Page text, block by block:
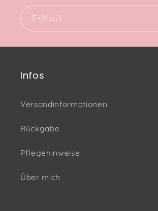
E-Mail
Infos
Versandinformationen
Rückgabe
Pflegehinweise
Über mich